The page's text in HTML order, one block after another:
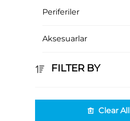
Periferiler
Aksesuarlar
FILTER BY
Clear All